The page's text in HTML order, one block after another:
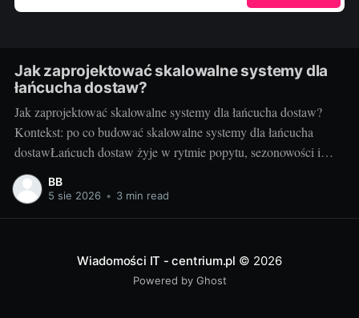
Jak zaprojektować skalowalne systemy dla
łańcucha dostaw?
Jak zaprojektować skalowalne systemy dla łańcucha dostaw?
Kontekst: po co budować skalowalne systemy dla łańcucha
dostawŁańcuch dostaw żyje w rytmie popytu, sezonowości i
nieprzewidzianych zdarzeń. Gdy rośnie liczba zamówień,
kurierów, punktów odbioru i urządzeń IoT, systemy IT muszą
BB
5 sie 2026 • 3 min read
Wiadomości IT - centrium.pl © 2026
Powered by Ghost